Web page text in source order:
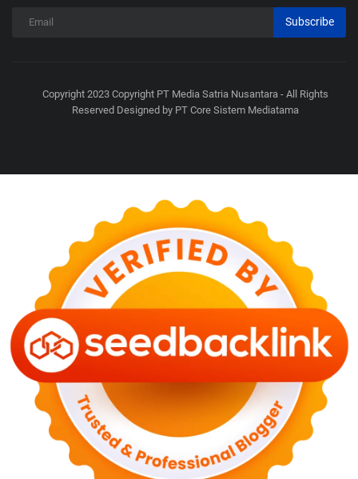
Subscribe
Copyright 2023 Copyright PT Media Satria Nusantara - All Rights
Reserved Designed by PT Core Sistem Mediatama